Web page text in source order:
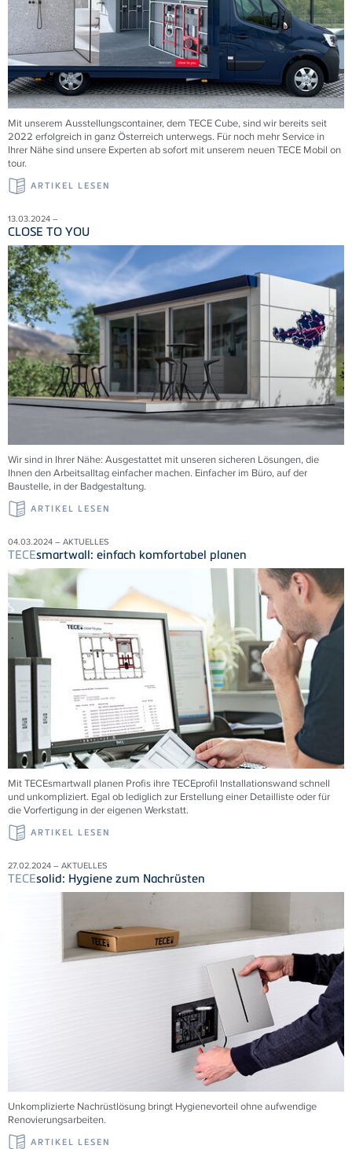
Mit unserem Ausstellungscontainer, dem TECECube, sind wir bereits seit
2022 erfolgreich in ganz Österreich unterwegs. Für noch mehr Service in
Ihrer Nähe sind unsere Experten ab sofort mit unserem neuenTECE Mobil on
tour.
ARTIKEL LESEN
13.03.2024 –
CLOSE TO YOU
Wir sind in Ihrer Nähe: Ausgestattet mit unseren sicheren Lösungen, die
Ihnen den Arbeitsalltag einfacher machen. Einfacher im Büro, auf der
Baustelle, in der Badgestaltung.
ARTIKEL LESEN
04.03.2024 – AKTUELLES
TECEsmartwall: einfach komfortabel planen
MitTECEsmartwall planen Profis ihreTECEprofil Installationswand schnell
und unkompliziert. Egal ob lediglich zur Erstellung einer Detailliste oder für
die Vorfertigung in der eigenen Werkstatt.
ARTIKEL LESEN
27.02.2024 – AKTUELLES
TECEsolid: Hygiene zum Nachrüsten
Unkomplizierte Nachrüstlösung bringt Hygienevorteil ohne aufwendige
Renovierungsarbeiten.
ARTIKEL LESEN